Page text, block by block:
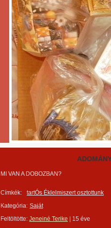
MI VAN A DOBOZBAN?
Címkék:
tartÓs Éklelmiszert osztottunk
Kategória: Saját
Feltöltötte: Jeneiné Terike
15 éve